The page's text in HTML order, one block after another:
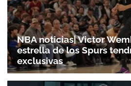
NBA noticias| Victor
estrella de los Spurs
exclusivas